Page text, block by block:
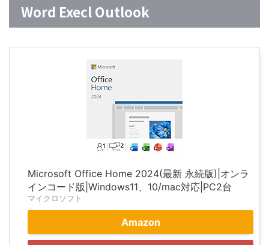
Word Execl Outlook
Microsoft Office Home 2024(最新 永続版)|オンラ
インコード版|Windows11、10/mac対応|PC2台
マイクロソフト
Amazon